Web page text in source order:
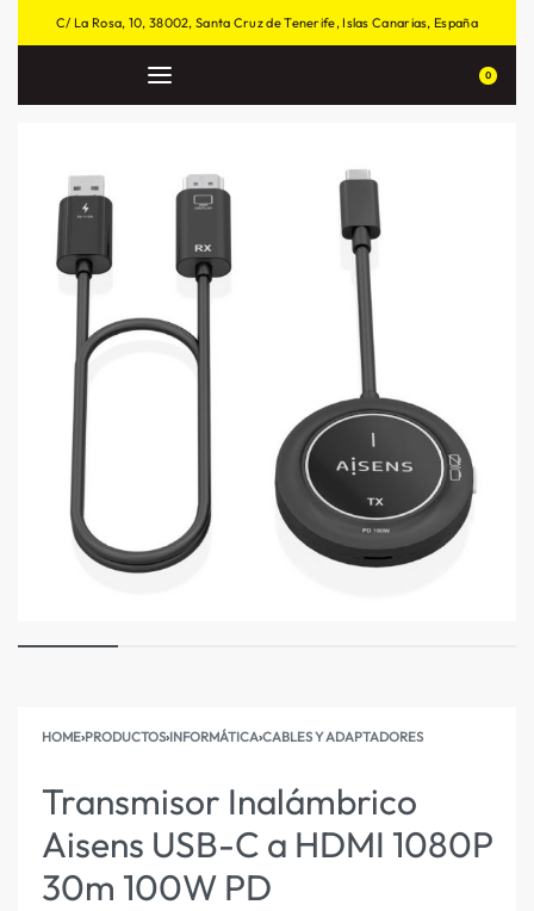
C/ La Rosa, 10, 38002, Santa Cruz de Tenerife, Islas Canarias, España
0
HOME›PRODUCTOS›INFORMÁTICA›CABLES Y ADAPTADORES
Transmisor Inalámbrico
Aisens USB-C a HDMI 1080P
30m 100W PD